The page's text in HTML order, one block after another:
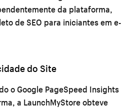
da plataforma,
de SEO para iniciantes em e-
do Site
o Google PageSpeed Insights
a LaunchMyStore obteve